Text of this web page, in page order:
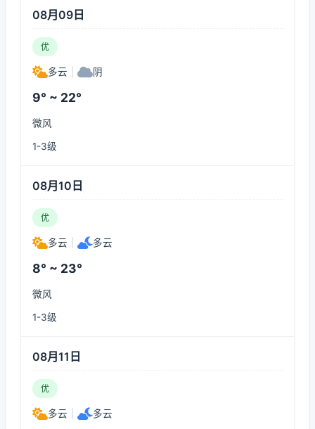
08月09日
优
多云 阴
9° ~ 22°
微风
1-3级
08月10日
优
多云 多云
8° ~ 23°
微风
1-3级
08月11日
优
多云 多云